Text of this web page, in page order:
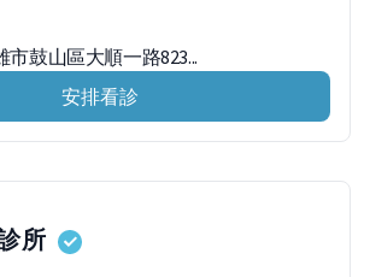
市鼓山區大順一路823...
安排看診
所